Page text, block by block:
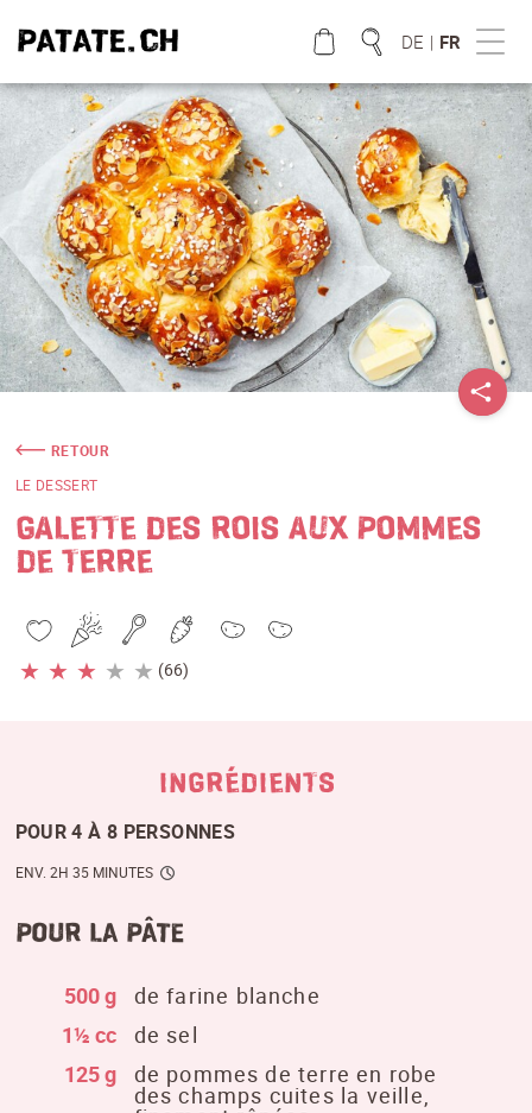
DE | FR
RETOUR
LE DESSERT
GALETTE DES ROIS AUX POMMES
DE TERRE
★ ★ ★ ★ ★ (66)
INGRÉDIENTS
POUR 4 À 8 PERSONNES
ENV. 2H 35 MINUTES
pour la pâte
500 g
de farine blanche
1½ cc
de sel
125 g
de pommes de terre en robe
des champs cuites la veille,
QUE CHERCHEZ VOUS?